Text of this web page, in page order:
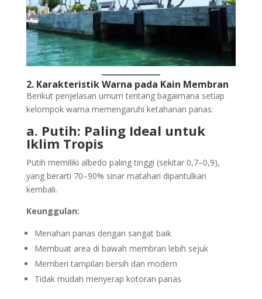
2. Karakteristik Warna pada Kain Membran
Berikut penjelasan umum tentang bagaimana setiap
kelompok warna memengaruhi ketahanan panas:
a. Putih: Paling Ideal untuk
Iklim Tropis
Putih memiliki albedo paling tinggi (sekitar 0,7–0,9),
yang berarti 70–90% sinar matahari dipantulkan
kembali.
Keunggulan:
Menahan panas dengan sangat baik
Membuat area di bawah membran lebih sejuk
Memberi tampilan bersih dan modern
Tidak mudah menyerap kotoran panas